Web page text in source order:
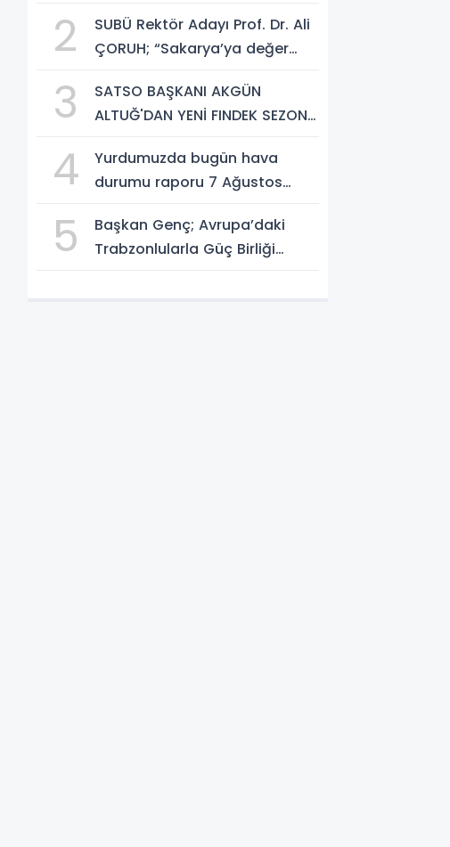
2
SUBÜ Rektör Adayı Prof. Dr. Ali
ÇORUH; “Sakarya’ya değer
etmek istiyorum”
3
SATSO BAŞKANI AKGÜN
ALTUĞ'DAN YENİ FINDEK SEZONU
4
Yurdumuzda bugün hava
durumu raporu 7 Ağustos
5
Başkan Genç; Avrupa’daki
Trabzonlularla Güç Birliği